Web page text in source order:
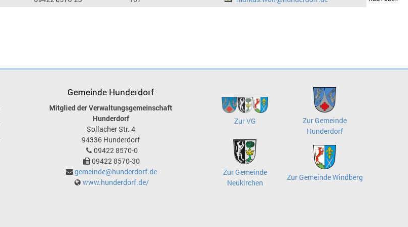
Gemeinde Hunderdorf
Mitglied der Verwaltungsgemeinschaft
Hunderdorf
Sollacher Str. 4
94336 Hunderdorf
09422 8570-0
09422 8570-30
gemeinde@hunderdorf.de
www.hunderdorf.de/
Zur VG
Zur Gemeinde
Hunderdorf
Zur Gemeinde
Neukirchen
Zur Gemeinde Windberg